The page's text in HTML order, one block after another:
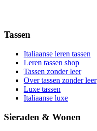
Tassen
Italiaanse leren tassen
Leren tassen shop
Tassen zonder leer
Over tassen zonder leer
Luxe tassen
Italiaanse luxe
Sieraden & Wonen